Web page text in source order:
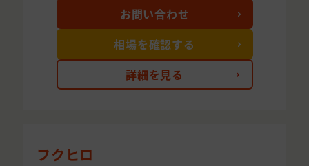
詳細を見る
お問い合わせ
相場を確認する
フクヒロ